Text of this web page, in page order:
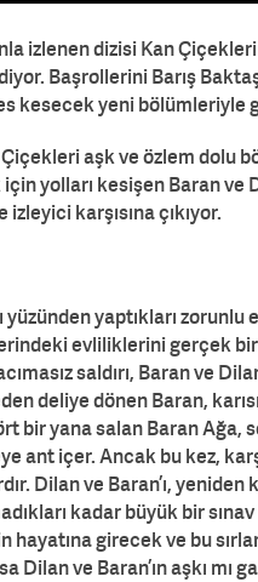
izlenen dizisi Kan
Başrollerini Barış
kesecek yeni bölümleriyle
aşk ve özlem dolu
yolları kesişen Baran ve
karşısına çıkıyor.
yüzünden yaptıkları
evliliklerini gerçek bir
saldırı, Baran ve
deliye dönen Baran,
bir yana salan Baran Ağa,
ant içer. Ancak bu kez,
Dilan ve Baran’ı,
kadar büyük bir sınav
girecek ve bu sırlar
ve Baran’ın aşkı mı